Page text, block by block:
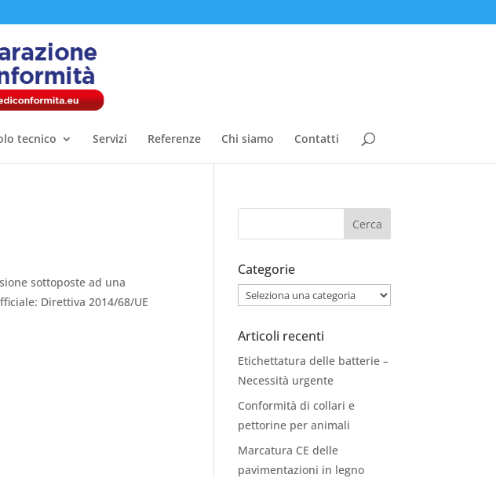
tecnico Servizi Referenze Chi siamo Contatti
sottoposte ad una
Direttiva 2014/68/UE
Categorie
Categorie
Articoli recenti
Etichettatura delle batterie –
Necessità urgente
Conformità di collari e
pettorine per animali
Marcatura CE delle
pavimentazioni in legno